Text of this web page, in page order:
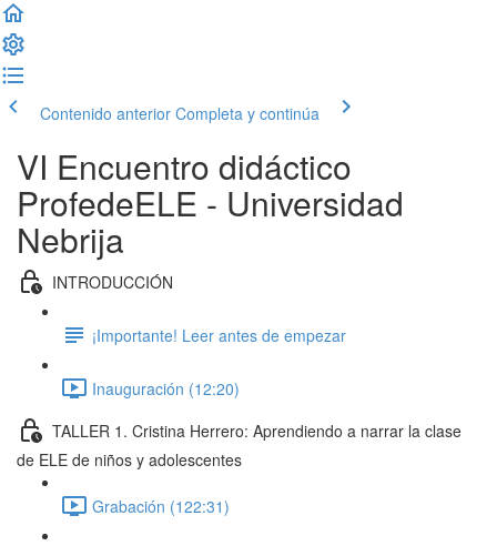
Contenido anterior Completa y continúa
VI Encuentro didáctico
ProfedeELE - Universidad
Nebrija
INTRODUCCIÓN
¡Importante! Leer antes de empezar
Inauguración (12:20)
TALLER 1. Cristina Herrero: Aprendiendo a narrar la clase
de ELE de niños y adolescentes
Grabación (122:31)